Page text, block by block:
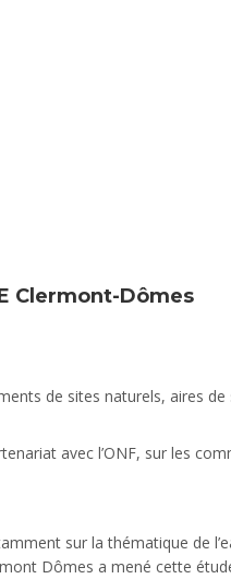
Clermont-Dômes
de sites naturels, aires
avec l’ONF, sur les
sur la thématique de
Dômes a mené cette